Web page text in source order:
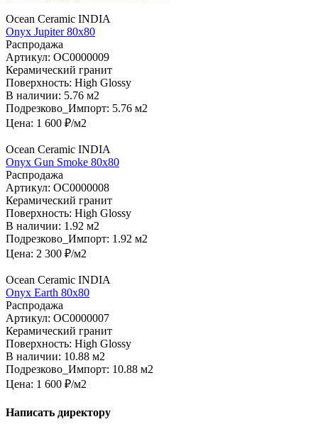
Ocean Ceramic INDIA
Onyx Jupiter 80х80
Распродажа
Артикул: OC0000009
Керамический гранит
Поверхность: High Glossy
В наличии: 5.76 м2
Подрезково_Импорт: 5.76 м2
Цена: 1 600 ₽/м2
Ocean Ceramic INDIA
Onyx Gun Smoke 80х80
Распродажа
Артикул: OC0000008
Керамический гранит
Поверхность: High Glossy
В наличии: 1.92 м2
Подрезково_Импорт: 1.92 м2
Цена: 2 300 ₽/м2
Ocean Ceramic INDIA
Onyx Earth 80х80
Распродажа
Артикул: OC0000007
Керамический гранит
Поверхность: High Glossy
В наличии: 10.88 м2
Подрезково_Импорт: 10.88 м2
Цена: 1 600 ₽/м2
Написать директору